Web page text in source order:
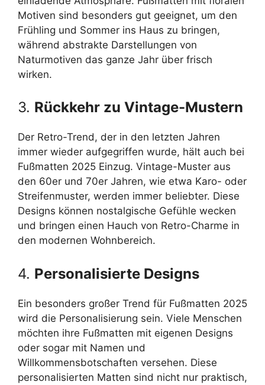
Motiven sind besonders gut geeignet, um den
Frühling und Sommer ins Haus zu bringen,
während abstrakte Darstellungen von
Naturmotiven das ganze Jahr über frisch
wirken.
3. Rückkehr zu Vintage-Mustern
Der Retro-Trend, der in den letzten Jahren
immer wieder aufgegriffen wurde, hält auch bei
Fußmatten 2025 Einzug. Vintage-Muster aus
den 60er und 70er Jahren, wie etwa Karo- oder
Streifenmuster, werden immer beliebter. Diese
Designs können nostalgische Gefühle wecken
und bringen einen Hauch von Retro-Charme in
den modernen Wohnbereich.
4. Personalisierte Designs
Ein besonders großer Trend für Fußmatten 2025
wird die Personalisierung sein. Viele Menschen
möchten ihre Fußmatten mit eigenen Designs
oder sogar mit Namen und
Willkommensbotschaften versehen. Diese
personalisierten Matten sind nicht nur praktisch,